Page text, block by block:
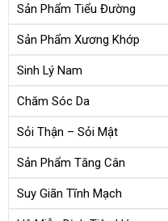
Sản Phẩm Tiểu Đường
Sản Phẩm Xương Khớp
Sinh Lý Nam
Chăm Sóc Da
Sỏi Thận – Sỏi Mật
Sản Phẩm Tăng Cân
Suy Giãn Tĩnh Mạch